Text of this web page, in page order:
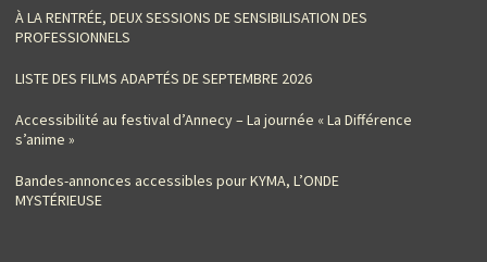
À LA RENTRÉE, DEUX SESSIONS DE SENSIBILISATION DES
PROFESSIONNELS
LISTE DES FILMS ADAPTÉS DE SEPTEMBRE 2026
Accessibilité au festival d’Annecy – La journée « La Différence
s’anime »
Bandes-annonces accessibles pour KYMA, L’ONDE
MYSTÉRIEUSE